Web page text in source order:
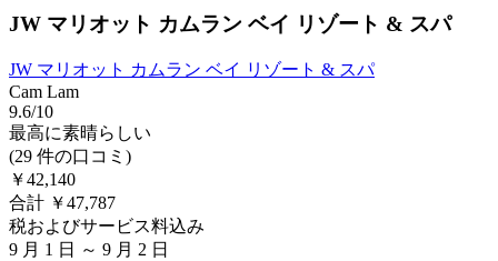
JW マリオット カムラン ベイ リゾート & スパ
JW マリオット カムラン ベイ リゾート & スパ
Cam Lam
9.6/10
最高に素晴らしい
(29 件の口コミ)
￥42,140
合計 ￥47,787
税およびサービス料込み
9 月 1 日 ～ 9 月 2 日